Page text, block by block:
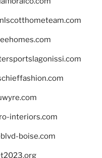
interiors.com
boise.com